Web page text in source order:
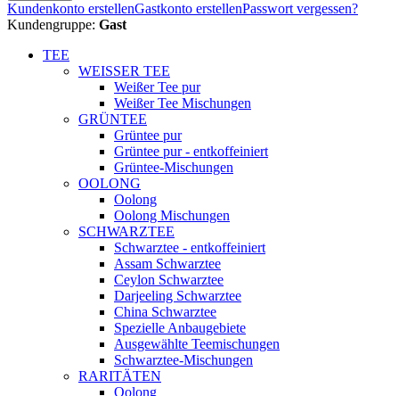
Kundenkonto erstellenGastkonto erstellenPasswort vergessen?
Kundengruppe: Gast
TEE
WEISSER TEE
Weißer Tee pur
Weißer Tee Mischungen
GRÜNTEE
Grüntee pur
Grüntee pur - entkoffeiniert
Grüntee-Mischungen
OOLONG
Oolong
Oolong Mischungen
SCHWARZTEE
Schwarztee - entkoffeiniert
Assam Schwarztee
Ceylon Schwarztee
Darjeeling Schwarztee
China Schwarztee
Spezielle Anbaugebiete
Ausgewählte Teemischungen
Schwarztee-Mischungen
RARITÄTEN
Oolong